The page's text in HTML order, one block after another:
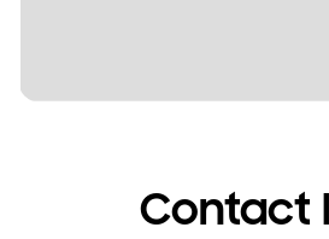
Contact